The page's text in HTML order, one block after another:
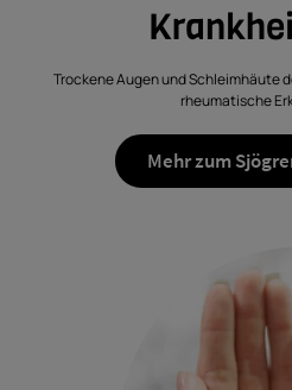
Trockene Augen und Schleimhäute
rheumatische
Mehr zum